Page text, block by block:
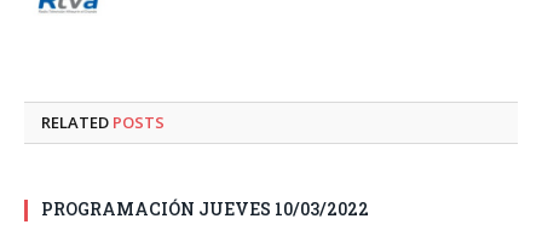
RELATED POSTS
PROGRAMACIÓN JUEVES 10/03/2022